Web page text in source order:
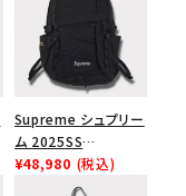
Supreme シュプリー
ム 2025SS
Backpack バックパッ
ク ブラック 黒
¥48,980 (税込)